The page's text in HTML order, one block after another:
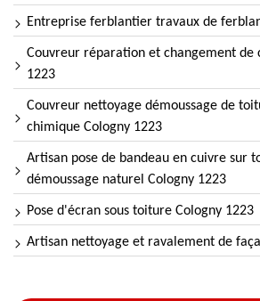
Entreprise ferblantier travaux de
Couvreur réparation et changement de
1223
Couvreur nettoyage démoussage de
chimique Cologny 1223
Artisan pose de bandeau en cuivre sur
démoussage naturel Cologny 1223
Pose d'écran sous toiture Cologny 1223
Artisan nettoyage et ravalement de